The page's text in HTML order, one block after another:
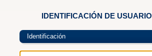
IDENTIFICACIÓN DE USUARIO
Identificación